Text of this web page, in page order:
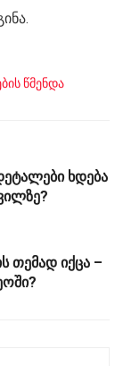
ხდება
თემად იქცა –